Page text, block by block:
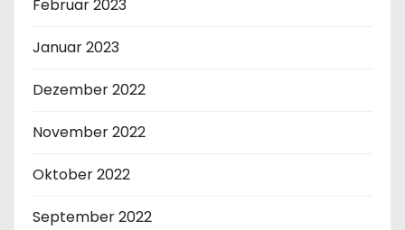
Februar 2023
Januar 2023
Dezember 2022
November 2022
Oktober 2022
September 2022